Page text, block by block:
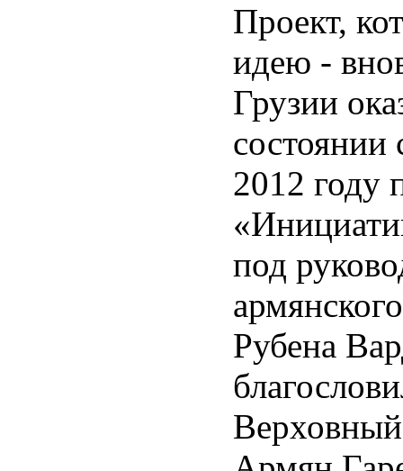
Проект,
идею -
Грузии
состоянии
2012 году
под
Рубена